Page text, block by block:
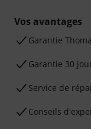
Vos avantages
Ga­ran­tie
Garantie 30
Service de
Conseils